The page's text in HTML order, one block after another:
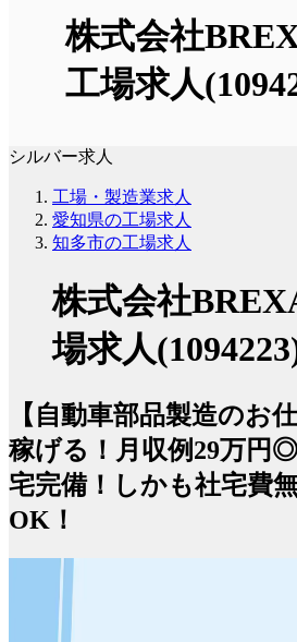
株式会社
工場求人
シルバー求人
工場・製造業求人
愛知県の工場求人
知多市の工場求人
株式会社
場求人
【自動車部品製造のお
稼げる！月収例29万円
宅完備！しかも社宅費
OK！